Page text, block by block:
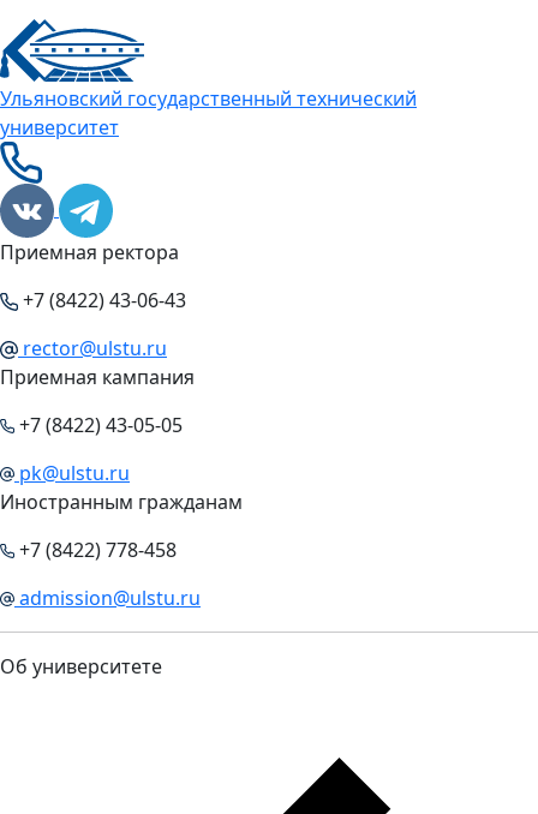
Ульяновский государственный технический
университет
Приемная ректора
+7 (8422) 43-06-43
rector@ulstu.ru
Приемная кампания
+7 (8422) 43-05-05
pk@ulstu.ru
Иностранным гражданам
+7 (8422) 778-458
admission@ulstu.ru
Об университете